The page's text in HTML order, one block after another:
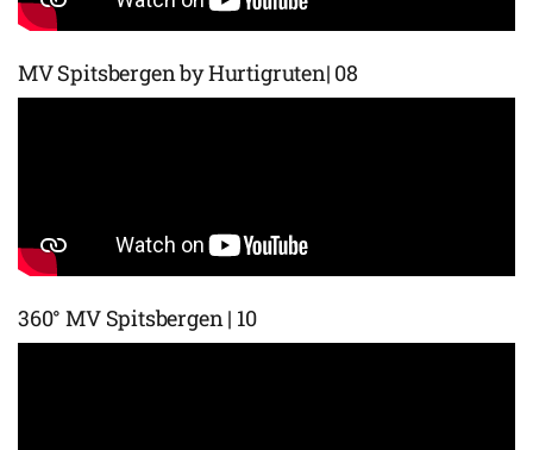
MV Spitsbergen by Hurtigruten| 08
360° MV Spitsbergen | 10